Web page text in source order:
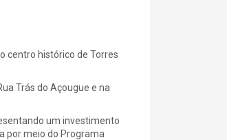
centro histórico de Torres
Trás do Açougue e na
um investimento
por meio do Programa